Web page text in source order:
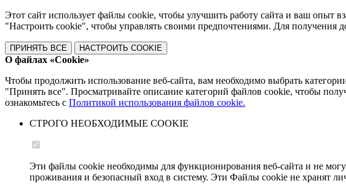
Этот сайт использует файлы cookie, чтобы улучшить работу сайта и ваш опыт
"Настроить cookie", чтобы управлять своими предпочтениями. Для получения
ПРИНЯТЬ ВСЕ НАСТРОИТЬ COOKIE
О файлах «Cookie»
Чтобы продолжить использование веб-сайта, вам необходимо выбрать
"Принять все". Просматривайте описание категорий файлов cookie, чтобы
ознакомьтесь с Политикой использования файлов cookie.
СТРОГО НЕОБХОДИМЫЕ COOKIE
Эти файлы cookie необходимы для функционирования веб-сайта и не
проживания и безопасный вход в систему. Эти Файлы cookie не хранят